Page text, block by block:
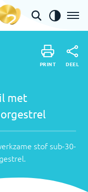
met
stofsub-30-
.
PRINT DEEL